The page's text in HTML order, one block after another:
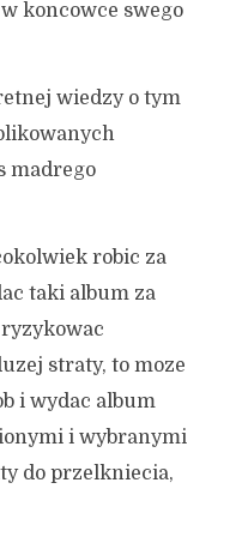
koncowce swego
wiedzy o tym
madrego
robic za
taki album za
straty, to moze
i wydac album
i wybranymi
do przelkniecia,